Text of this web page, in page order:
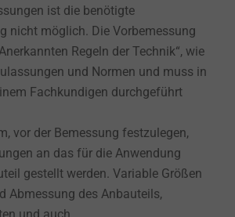
ist die benötigte
nicht möglich. Die Vorbemessung
Regeln der Technik“, wie
und Normen und muss in
Fachkundigen durchgeführt
vor der Bemessung festzulegen,
an das für die Anwendung
gestellt werden. Variable Größen
Abmessung des Anbauteils,
und auch